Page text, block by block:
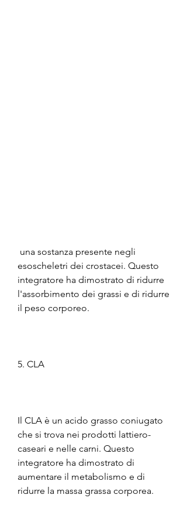
esoscheletri dei crostacei. Questo
integratore ha dimostrato di ridurre
l'assorbimento dei grassi e di ridurre
il peso corporeo.
5. CLA
Il CLA è un acido grasso coniugato
che si trova nei prodotti lattiero-
caseari e nelle carni. Questo
integratore ha dimostrato di
aumentare il metabolismo e di
ridurre la massa grassa corporea.